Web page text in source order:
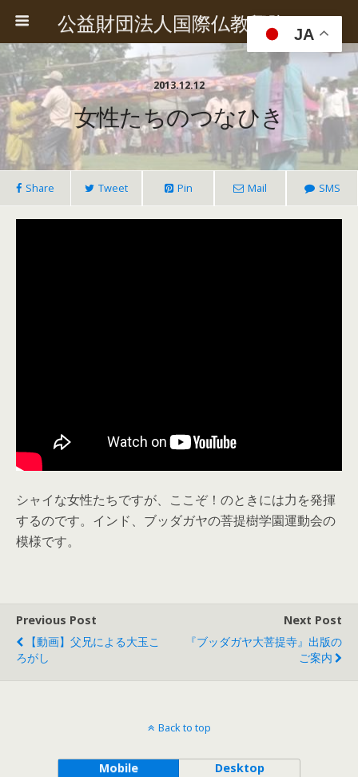
公益財団法人国際仏教興隆協会
2013.12.12
女性たちのつなひき
Share Tweet Pin Mail SMS
シャイな女性たちですが、ここぞ！のときには力を発揮
するのです。インド、ブッダガヤの菩提樹学園運動会の
模様です。
Previous Post
【動画】父兄による大玉こ
ろがし
Next Post
『ブッダガヤ大菩提寺』出版の
ご案内
Back to top
Mobile Desktop
JA